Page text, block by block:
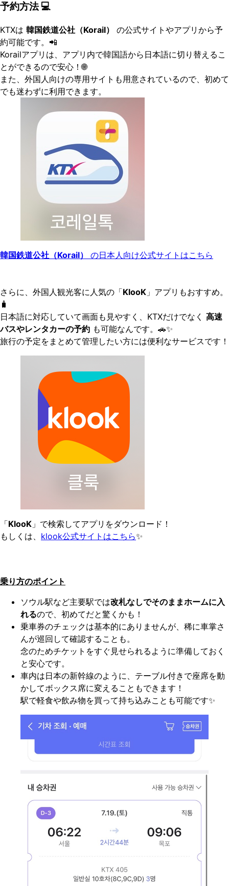
予約方法 💻
KTXは 韓国鉄道公社（Korail）
の公式サイトやアプリから予
約可能です。📲
Korailアプリは、アプリ内で韓国語から日本語に切り替えるこ
とができるので安心！🌐
また、外国人向けの専用サイトも用意されているので、初めて
でも迷わずに利用できます。
韓国鉄道公社（Korail） の日本人向け公式サイトはこちら
さらに、外国人観光客に人気の「KlooK 」アプリもおすすめ。
🧳
日本語に対応していて画面も見やすく、KTXだけでなく 高速
バスやレンタカーの予約 も可能なんです。🚗✨
旅行の予定をまとめて管理したい方には便利なサービスです！
「KlooK 」で検索してアプリをダウンロード！
もしくは、 klook公式サイトはこちら✨
乗り方のポイント
ソウル駅など主要駅では改札なしでそのままホームに入
れるので、初めてだと驚くかも！
乗車券のチェックは基本的にありませんが、稀に車掌さ
んが巡回して確認することも。
念のためチケットをすぐ見せられるように準備しておく
と安心です。
車内は日本の新幹線のように、テーブル付きで座席を動
かしてボックス席に変えることもできます！
駅で軽食や飲み物を買って持ち込みことも可能です✨